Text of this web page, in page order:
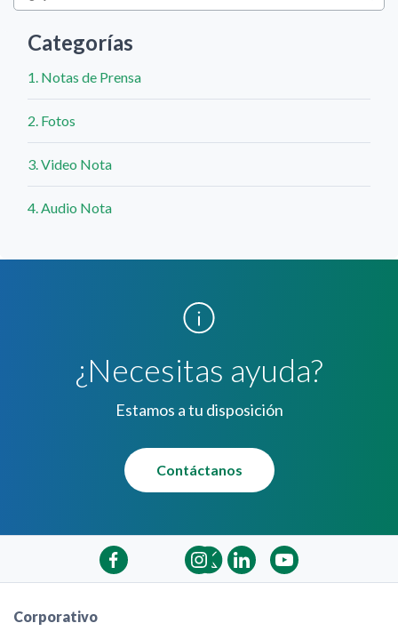
Categorías
1. Notas de Prensa
2. Fotos
3. Video Nota
4. Audio Nota
¿Necesitas ayuda?
Estamos a tu disposición
Contáctanos
Corporativo